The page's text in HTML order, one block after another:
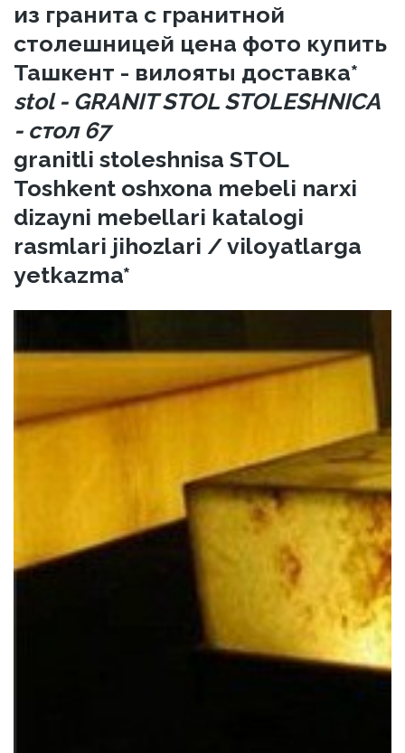
из гранита с гранитной
столешницей цена фото купить
Ташкент - вилояты доставка*
stol - GRANIT STOL STOLESHNICA
- стол 67
granitli stoleshnisa STOL
Toshkent oshxona mebeli narxi
dizayni mebellari katalogi
rasmlari jihozlari / viloyatlarga
yetkazma*